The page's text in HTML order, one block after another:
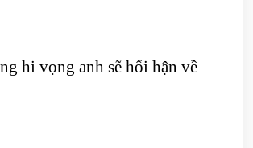
hi vọng anh sẽ hối hận về